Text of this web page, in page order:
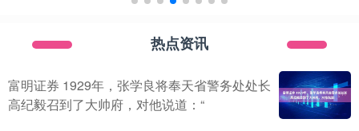
热点资讯
富明证券 1929年，张学良将奉天省警务处处长
高纪毅召到了大帅府，对他说道：“